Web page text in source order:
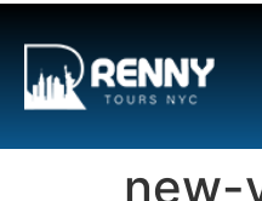
new-